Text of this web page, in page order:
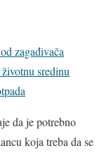
zagađivača
sredinu
da je potrebno
koja treba da se